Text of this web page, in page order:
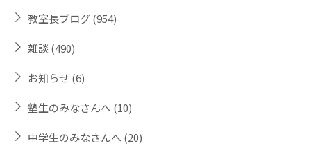
教室長ブログ(954)
雑談(490)
お知らせ (6)
塾生のみなさんへ (10)
中学生のみなさんへ (20)